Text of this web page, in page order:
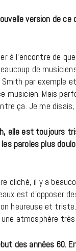
version de
à l’encontre de
de
par exemple
musicien. Mais
ça. Je me
elle est toujours
paroles plus
cliché, il y a
est d’opposer
heureuse et
une atmosphère
des années 60.